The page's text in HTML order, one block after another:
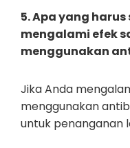
5. Apa yang
mengalami efek
menggunakan
Jika Anda
menggunakan
untuk penanganan